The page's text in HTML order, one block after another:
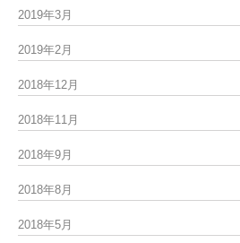
2019年3月
2019年2月
2018年12月
2018年11月
2018年9月
2018年8月
2018年5月